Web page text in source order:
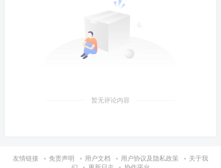
暂无评论内容
友情链接 免责声明 用户文档 用户协议及隐私政策
关于我